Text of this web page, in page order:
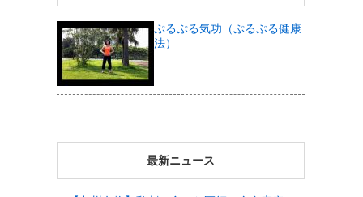
ぷるぷる気功（ぷるぷる健康
法）
最新ニュース